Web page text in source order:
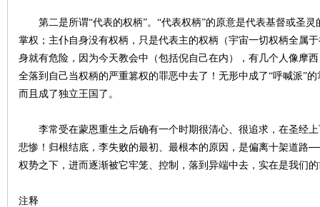
第二是所谓“代表的权柄”。“代表权柄”的原意是代表基督或圣灵
掌权；主仆自身没有权柄，只是代表主的权柄（宇宙一切权柄全属
身就有危险，因为今天教会中（包括倪自己在内），有几个人像摩
全落到自己当权柄的严重篡权的罪恶中去了！无形中成了“呼喊派”
而且成了独立王国了。
李常受在蒙恩重生之后确有一个时期很清心、很追求，在圣经上
悲惨！归根结底，李失败的最初、最根本的原因，是偏离十架道路
权势之下，进而逐渐被它牢笼、控制，落到异端中去，实在是我们
注释